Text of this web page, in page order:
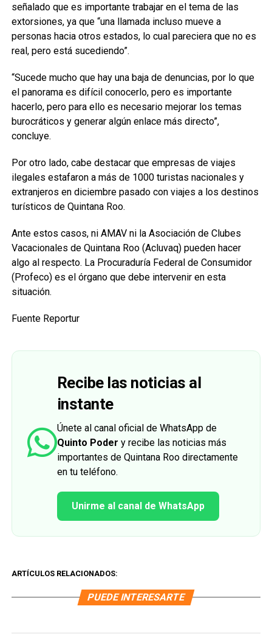
señalado que es importante trabajar en el tema de las
extorsiones, ya que “una llamada incluso mueve a
personas hacia otros estados, lo cual pareciera que no es
real, pero está sucediendo”.
“Sucede mucho que hay una baja de denuncias, por lo que
el panorama es difícil conocerlo, pero es importante
hacerlo, pero para ello es necesario mejorar los temas
burocráticos y generar algún enlace más directo”,
concluye.
Por otro lado, cabe destacar que empresas de viajes
ilegales estafaron a más de 1000 turistas nacionales y
extranjeros en diciembre pasado con viajes a los destinos
turísticos de Quintana Roo.
Ante estos casos, ni AMAV ni la Asociación de Clubes
Vacacionales de Quintana Roo (Acluvaq) pueden hacer
algo al respecto. La Procuraduría Federal de Consumidor
(Profeco) es el órgano que debe intervenir en esta
situación.
Fuente Reportur
Recibe las noticias al
instante
Únete al canal oficial de WhatsApp de
Quinto Poder y recibe las noticias más
importantes de Quintana Roo directamente
en tu teléfono.
Unirme al canal de WhatsApp
ARTÍCULOS RELACIONADOS:
PUEDE INTERESARTE